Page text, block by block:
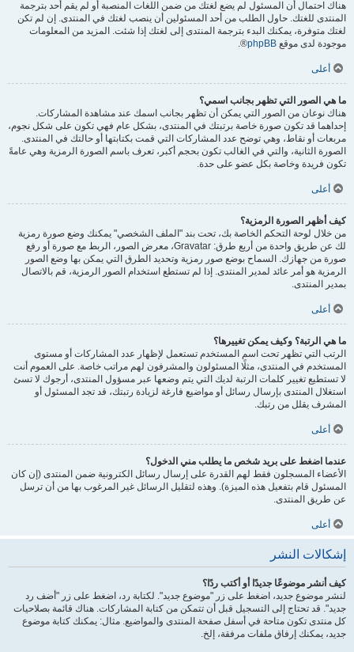
هناك احتمال أن المسئول لم يضع لغتك من ضمن اللغات المنصبة أو لم يقم أحد بترجمة
المنتدى للغتك. حاول الطلب من أحد المسئولين أن ينصب لغتك في المنتدى. إن لم تكن
لغتك متوفرة، يمكنك البدء بترجمة المنتدى إلى لغتك إذا شئت. المزيد من المعلومات
موجودة لدى موقع phpBB
®.
أعلى
ما هي الصور التي تظهر بجانب اسمي؟
هناك نوعان من الصور التي يمكن أن تظهر بجانب اسمك عند مشاهدة المشاركات.
إحداهما قد تكون صورة خاصة برتبتك في المنتدى، بشكل عام فهي تكون على شكل نجوم،
مربعات أو نقاط، وهي توضح عدد المشاركات التي قمت بكتابتها أو حالتك في المنتدى.
الصورة الثانية، والتي في الغالب تكون بحجم أكبر، تعرف باسم الصورة الرمزية وهي عامةً
تكون فريدة وخاصة بكل عضو على حدة.
أعلى
كيف أظهر الصورة الرمزية؟
من خلال لوحة التحكم الخاصة بك، تحت بند "الملف الشخصي" يمكنك وضع صورة رمزية
لك عن طريق واحدة من أربع طرق: Gravatar، معرض الصور، الربط مع صورة أو رفع
صورة من جهازك. السماح بوضع صور رمزية وتحديد الطرق التي يمكن بها وضع الصور
الرمزية هو أمر عائد لمدير المنتدى. إذا لم تستطع استخدام الصور الرمزية، قم بالاتصال
بمدير المنتدى.
أعلى
ما هي الرتبة؟ وكيف يمكن تغييرها؟
الرتب التي تظهر تحت اسم المستخدم تستعمل لإظهار عدد المشاركات أو مستوى
المستخدم في المنتدى، مثلًا المسئولون والمشرفون لهم مراتب خاصة. على العموم أنت
لا تستطيع تغيير كلمات الرتبة لديك التي يتم وضعها عبر مسؤول المنتدى، أرجوك لا تسئ
استغلال المنتدى بإرسال رسائل أو مواضيع فارغة لزيادة رتبتك، قد تجد المسئول أو
المشرف يقلل من رتبك.
أعلى
عندما اضغط على بريد شخص ما يطلب مني الدخول؟
الأعضاء المسجلون فقط لهم القدرة على إرسال رسائل الكترونية ضمن المنتدى (إن كان
المسئول قام بتفعيل هذه الميزة). وهذه لتقليل الرسائل غير المرغوب بها من أن ترسل
عن طريق المنتدى.
أعلى
إشكالات النشر
كيف أنشر موضوعًا جديدًا أو أكتب ردًا؟
لنشر موضوع جديد، اضغط على زر "موضوع جديد". لكتابة رد، اضغط على زر "أضف رد
جديد". قد تحتاج إلى التسجيل قبل أن تتمكن من كتابة المشاركات. هناك قائمة بصلاحيات
كل منتدى تكون متاحة في أسفل صفحة المنتدى والمواضيع. مثال: يمكنك كتابة موضوع
جديد، يمكنك إرفاق ملفات مرفقة، إلخ.